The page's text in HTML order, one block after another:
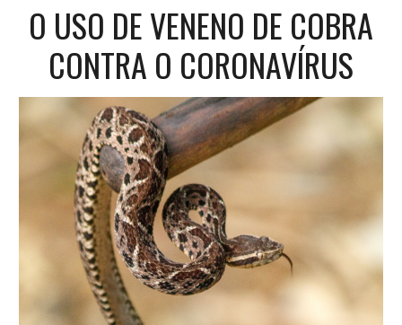
O USO DE VENENO DE COBRA
CONTRA O CORONAVÍRUS